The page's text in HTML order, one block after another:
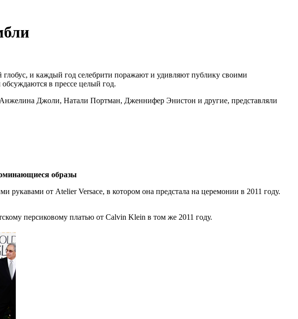
глобус, и каждый год селебрити поражают и удивляют публику своими
в прессе целый год.
Джоли, Натали Портман, Дженнифер Энистон и другие, представляли
образы
от Atelier Versace, в котором она предстала на церемонии в 2011 году.
персиковому платью от Calvin Klein в том же 2011 году.